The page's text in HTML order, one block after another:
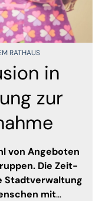
RATHAUS
in
zur
von Angeboten
Die Zeit-
Stadtverwaltung
mit